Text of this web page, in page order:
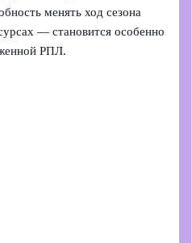
менять ход сезона
— становится особенно
РПЛ.